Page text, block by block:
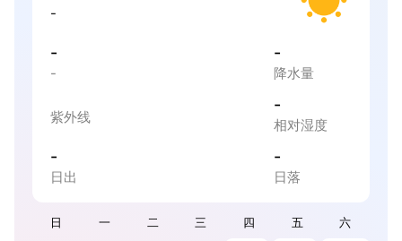
日 一 二 三 四 五 六
-
-
-
-
降水量
紫外线
-
相对湿度
-
日出
-
日落